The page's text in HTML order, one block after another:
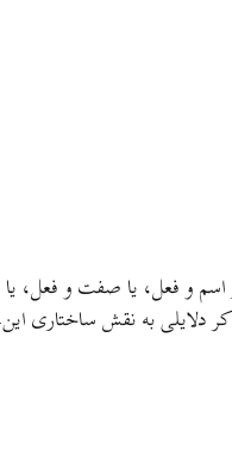
اسم و فعل، یا صفت و فعل،
دلایلی به نقش ساختاری